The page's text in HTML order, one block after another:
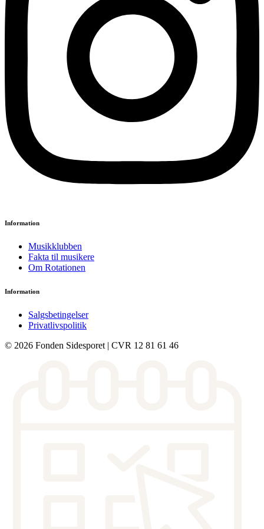
Information
Musikklubben
Fakta til musikere
Om Rotationen
Information
Salgsbetingelser
Privatlivspolitik
© 2026 Fonden Sidesporet | CVR 12 81 61 46